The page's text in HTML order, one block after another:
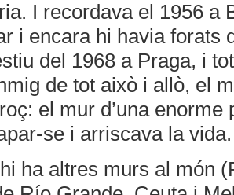
I recordava el 1956 a
i encara hi havia forats
del 1968 a Praga, i
de tot això i allò, el
el mur d’una enorme
se i arriscava la vida.
ha altres murs al món